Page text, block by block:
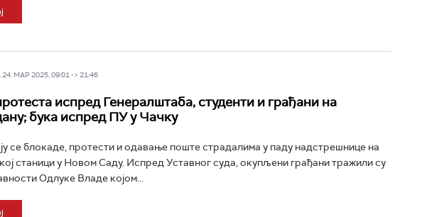
МАР 2025, 09:01 -> 21:46
испред Генералштаба, студенти и грађани на
бука испред ПУ у Чачку
се блокаде, протести и одавање поште страдалима у паду надстрешнице на
станици у Новом Саду. Испред Уставног суда, окупљени грађани тражили су
Одлуке Владе којом...